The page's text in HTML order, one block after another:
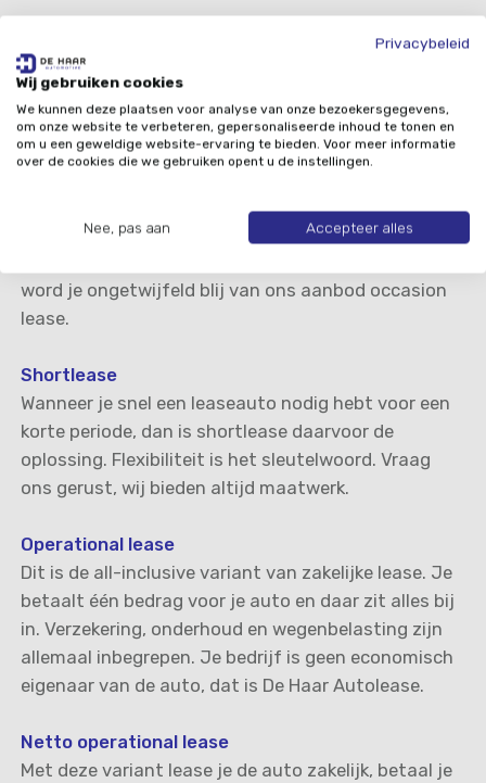
De particuliere variant van autolease heet private
lease. Ook als je geen bedrijf hebt, kun je een fijne
auto rijden voor een vast bedrag per maand. We
vertellen je graag meer over de mogelijkheden.
Wil je een auto die zijn eerste zoveel kilometers al
word je ongetwijfeld blij van ons aanbod occasion
lease.
Shortlease
Wanneer je snel een leaseauto nodig hebt voor een
korte periode, dan is shortlease daarvoor de
oplossing. Flexibiliteit is het sleutelwoord. Vraag
ons gerust, wij bieden altijd maatwerk.
Operational lease
Dit is de all-inclusive variant van zakelijke lease. Je
betaalt één bedrag voor je auto en daar zit alles bij
in. Verzekering, onderhoud en wegenbelasting zijn
allemaal inbegrepen. Je bedrijf is geen economisch
eigenaar van de auto, dat is De Haar Autolease.
Netto operational lease
Met deze variant lease je de auto zakelijk, betaal je
Privacybeleid
Wij gebruiken cookies
We kunnen deze plaatsen voor analyse van onze bezoekersgegevens,
om onze website te verbeteren, gepersonaliseerde inhoud te tonen en
om u een geweldige website-ervaring te bieden. Voor meer informatie
over de cookies die we gebruiken opent u de instellingen.
Nee, pas aan Accepteer alles